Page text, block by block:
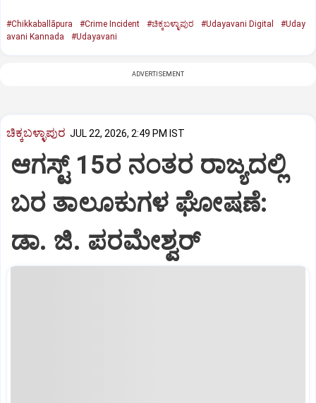
#Chikkaballāpura #Crime Incident #ಚಿಕ್ಕಬಳ್ಳಾಪುರ #Udayavani Digital
#Uday
avani Kannada
#Udayavani
ADVERTISEMENT
ಚಿಕ್ಕಬಳ್ಳಾಪುರ JUL 22, 2026, 2:49 PM IST
ಆಗಸ್ಟ್ 15ರ ನಂತರ ರಾಜ್ಯದಲ್ಲಿ
ಬರ ತಾಲೂಕುಗಳ ಘೋಷಣೆ:
ಡಾ. ಜಿ. ಪರಮೇಶ್ವರ್